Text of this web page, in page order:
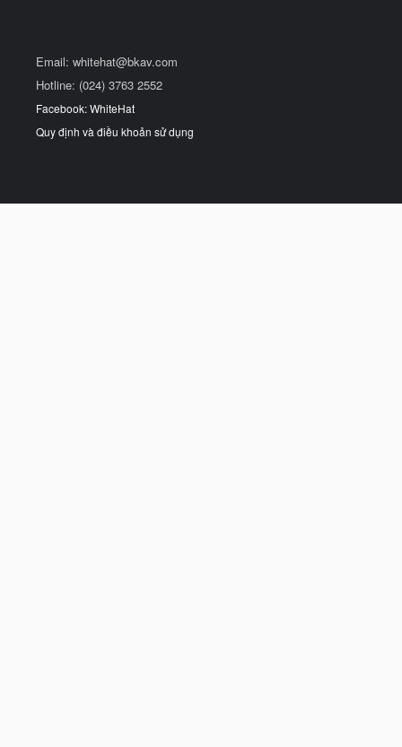
Email: whitehat@bkav.com
Hotline: (024) 3763 2552
Facebook: WhiteHat
Quy định và điều khoản sử dụng